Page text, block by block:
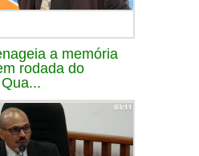
a memória
rodada do